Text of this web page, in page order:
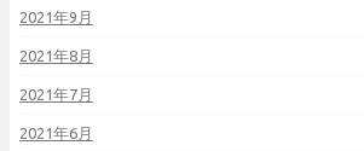
2021年9月
2021年8月
2021年7月
2021年6月